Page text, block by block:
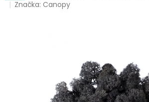
hodnocení
Značka:Canopy